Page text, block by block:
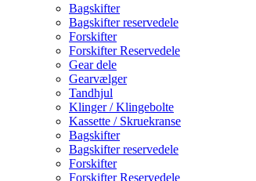
Bagskifter
Bagskifter reservedele
Forskifter
Forskifter Reservedele
Gear dele
Gearvælger
Tandhjul
Klinger / Klingebolte
Kassette / Skruekranse
Bagskifter
Bagskifter reservedele
Forskifter
Forskifter Reservedele